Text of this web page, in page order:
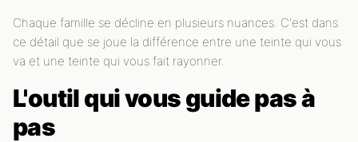
Chaque famille se décline en plusieurs nuances. C'est dans
ce détail que se joue la différence entre une teinte qui vous
va et une teinte qui vous fait rayonner.
L'outil qui vous guide pas à
pas